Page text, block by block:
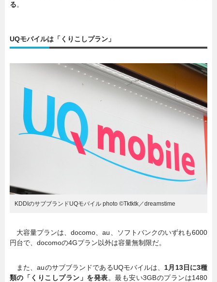
る。
UQモバイルは「くりこしプラン」
KDDIのサブブランドUQモバイル photo ©Tktktk／dreamstime
大容量プランは、docomo、au、ソフトバンクのいずれも6000
円台で、docomoの4Gプラン以外は容量無制限だ。
また、auのサブブランドであるUQモバイルは、 1月13日に3種
類の「くりこしプラン」を発表。最も安い3GBのプランは1480